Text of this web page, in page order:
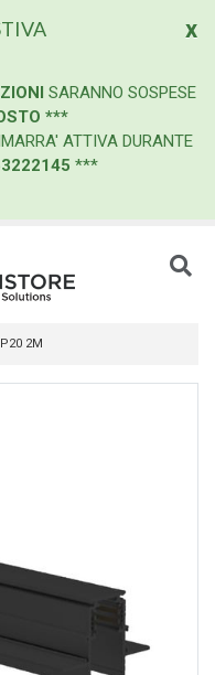
x
SARANNO SOSPESE
***
ATTIVA DURANTE
***
2M